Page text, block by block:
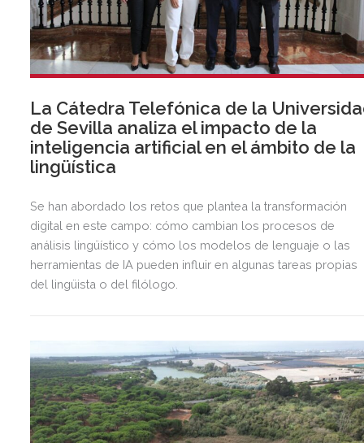
La Cátedra Telefónica de la
de Sevilla analiza el impacto de la
inteligencia artificial en el ámbito de la
lingüística
Se han abordado los retos que plantea la transformación
digital en este campo: cómo cambian los procesos de
análisis lingüístico y cómo los modelos de lenguaje o las
herramientas de IA pueden influir en algunas tareas propias
del lingüista o del filólogo.